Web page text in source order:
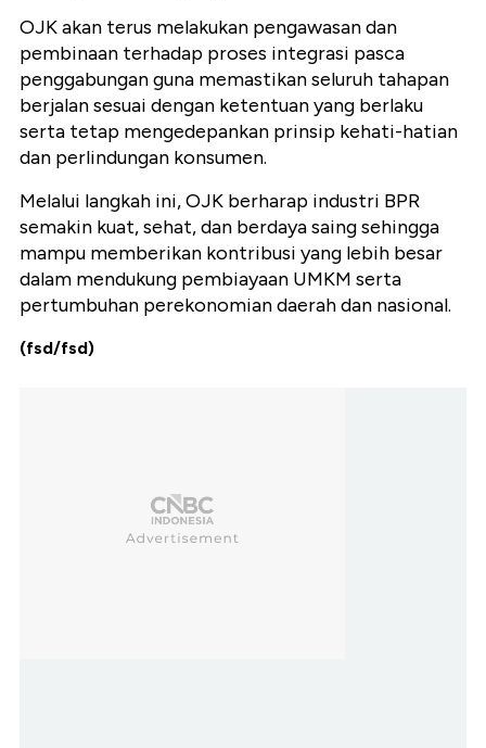
OJK akan terus melakukan pengawasan dan
pembinaan terhadap proses integrasi pasca
penggabungan guna memastikan seluruh tahapan
berjalan sesuai dengan ketentuan yang berlaku
serta tetap mengedepankan prinsip kehati-hatian
dan perlindungan konsumen.
Melalui langkah ini, OJK berharap industri BPR
semakin kuat, sehat, dan berdaya saing sehingga
mampu memberikan kontribusi yang lebih besar
dalam mendukung pembiayaan UMKM serta
pertumbuhan perekonomian daerah dan nasional.
(fsd/fsd)